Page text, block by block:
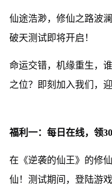
仙途浩渺，修仙之路波
破天测试即将开启！
命运交错，机缘重生，
之位？即刻加入我们，
福利一：每日在线，领
在《逆袭的仙王》的修
仙！测试期间，登陆游